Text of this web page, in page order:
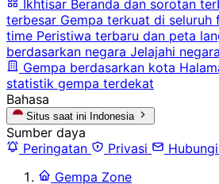
Ikhtisar Beranda dan sorotan
terbesar Gempa terkuat di seluruh
time Peristiwa terbaru dan peta
berdasarkan negara Jelajahi
Gempa berdasarkan kota
statistik gempa terdekat
Bahasa
Situs saat ini Indonesia
Sumber daya
Peringatan
Privasi
Gempa Zone